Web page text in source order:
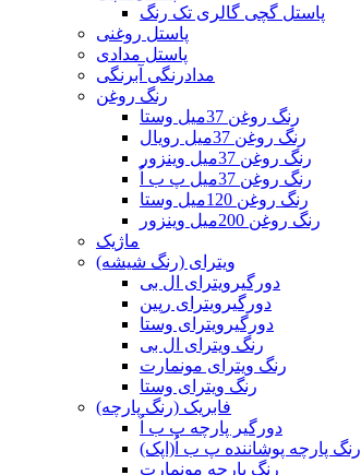
پاستل گچی گالری تک رنگ
پاستل روغنی
پاستل مدادی
مدادرنگی آبرنگی
رنگ روغن
رنگ روغن 37میل وستا
رنگ روغن 37میل رویال
رنگ روغن 37میل وینزور
رنگ روغن 37میل پ ب اُ
رنگ روغن 120میل وستا
رنگ روغن 200میل وینزور
ماژیک
ویترای (رنگ شیشه)
دورگیرویترای ال بی
دورگیرویترای رپین
دورگیرویترای وستا
رنگ ویترای ال بی
رنگ ویترای مونمارت
رنگ ویترای وستا
فابریک (رنگ پارچه)
دورگیر پارچه پ ب اُ
رنگ پارچه پوشاننده پ ب اُ(اپک)
رنگ پارچه مونمارت